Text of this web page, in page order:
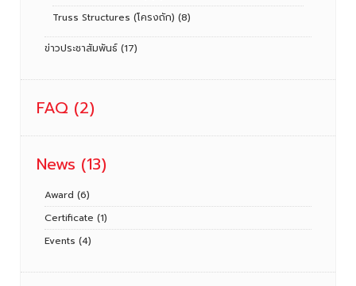
Truss Structures (โครงถัก) (8)
ข่าวประชาสัมพันธ์ (17)
FAQ (2)
News (13)
Award (6)
Certificate (1)
Events (4)